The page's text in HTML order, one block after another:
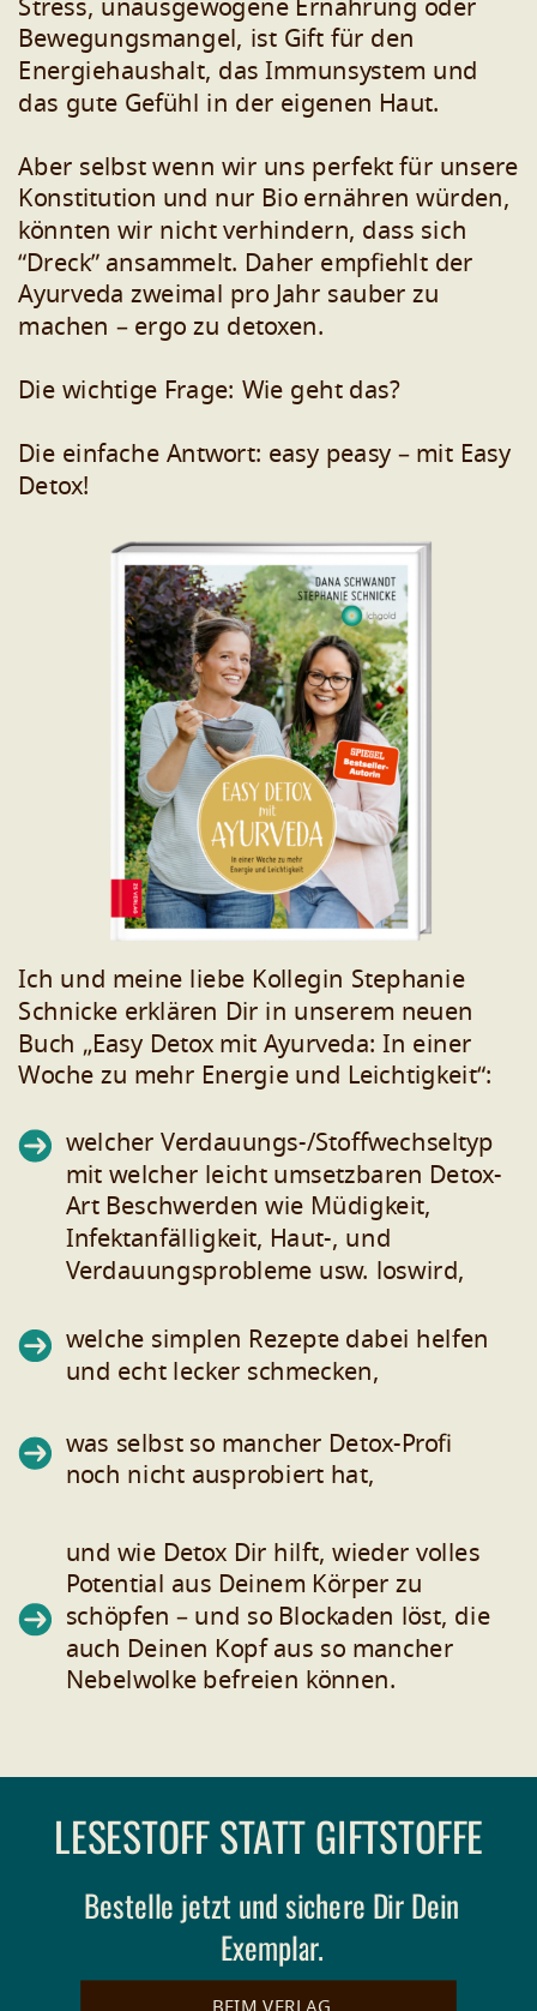
Stress, unausgewogene Ernährung oder
Bewegungsmangel, ist Gift für den
Energiehaushalt, das Immunsystem und
das gute Gefühl in der eigenen Haut.
Aber selbst wenn wir uns perfekt für unsere
Konstitution und nur Bio ernähren würden,
könnten wir nicht verhindern, dass sich
“Dreck” ansammelt. Daher empfiehlt der
Ayurveda zweimal pro Jahr sauber zu
machen – ergo zu detoxen.
Die wichtige Frage: Wie geht das?
Die einfache Antwort: easy peasy – mit Easy
Detox!
Ich und meine liebe Kollegin Stephanie
Schnicke erklären Dir in unserem neuen
Buch „Easy Detox mit Ayurveda: In einer
Woche zu mehr Energie und Leichtigkeit“:
welcher Verdauungs-/Stoffwechseltyp
mit welcher leicht umsetzbaren Detox-
Art Beschwerden wie Müdigkeit,
Infektanfälligkeit, Haut-, und
Verdauungsprobleme usw. loswird,
welche simplen Rezepte dabei helfen
und echt lecker schmecken,
was selbst so mancher Detox-Profi
noch nicht ausprobiert hat,
und wie Detox Dir hilft, wieder volles
Potential aus Deinem Körper zu
schöpfen – und so Blockaden löst, die
auch Deinen Kopf aus so mancher
Nebelwolke befreien können.
LESESTOFF STATT GIFTSTOFFE
Bestelle jetzt und sichere Dir Dein
Exemplar.